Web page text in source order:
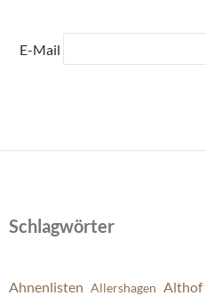
E-Mail
Schlagwörter
Ahnenlisten Allershagen Althof